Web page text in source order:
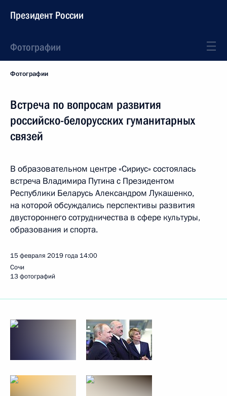
Президент России
Фотографии
Фотографии
Встреча по вопросам развития
российско-белорусских гуманитарных
связей
В образовательном центре «Сириус» состоялась
встреча Владимира Путина с Президентом
Республики Беларусь Александром Лукашенко,
на которой обсуждались перспективы развития
двустороннего сотрудничества в сфере культуры,
образования и спорта.
15 февраля 2019 года 14:00
Сочи
13 фотографий